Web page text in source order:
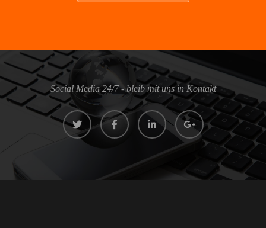
Social Media 24/7 - bleib mit uns in Kontakt